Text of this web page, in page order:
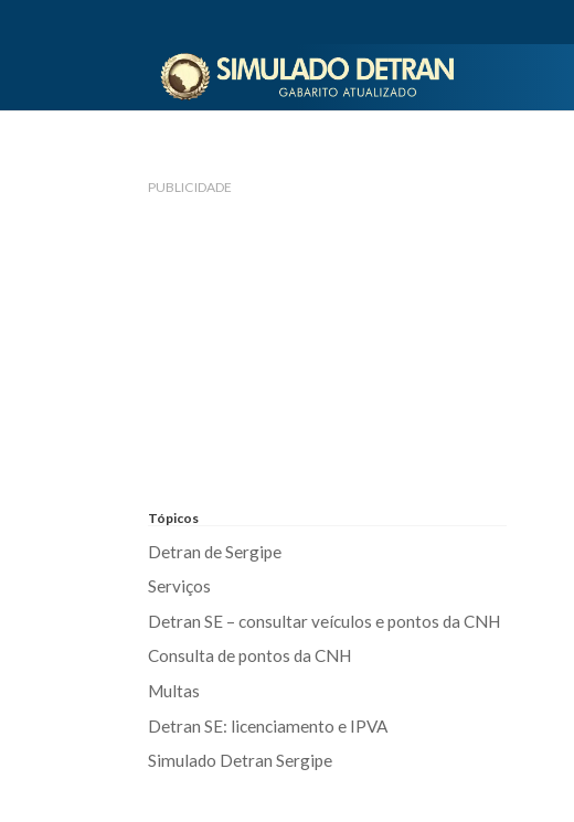
PUBLICIDADE
Tópicos
Detran de Sergipe
Serviços
Detran SE – consultar veículos e pontos da CNH
Consulta de pontos da CNH
Multas
Detran SE: licenciamento e IPVA
Simulado Detran Sergipe